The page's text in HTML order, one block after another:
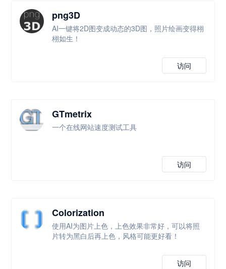
png3D
AI一键将2D图变成动态的3D图，照片绘画变得栩
栩如生！
访问
GTmetrix
一个在线网站速度测试工具
访问
Colorization
使用AI为图片上色，上色效果非常好，可以将照
片转为黑白后再上色，风格可能更好看！
访问